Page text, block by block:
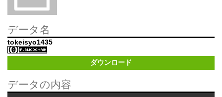
データ名
tokeisyo1435
ダウンロード
データの内容